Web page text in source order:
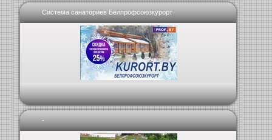
Система санаториев Белпрофсоюзкурорт
-